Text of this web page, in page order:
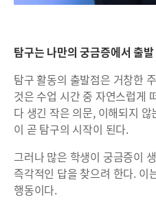
탐구는 나만의 궁금증에서 출발
탐구 활동의 출발점은 거창한
것은 수업 시간 중 자연스럽게
다 생긴 작은 의문, 이해되지
이 곧 탐구의 시작이 된다.
그러나 많은 학생이 궁금증이
즉각적인 답을 찾으려 한다. 이
행동이다.